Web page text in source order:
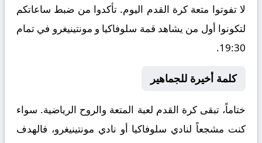
لا تفوتوا متعة كرة القدم اليوم. تأكدوا من ضبط ساعاتكم
لتكونوا أول من يشاهد قمة سلوفاكيا و مونتينيغرو في تمام
19:30.
كلمة أخيرة للجماهير
ختاماً، تبقى كرة القدم لعبة المتعة والروح الرياضية. سواء
كنت مشجعاً لنادي سلوفاكيا أو نادي مونتينيغرو، فالهدف